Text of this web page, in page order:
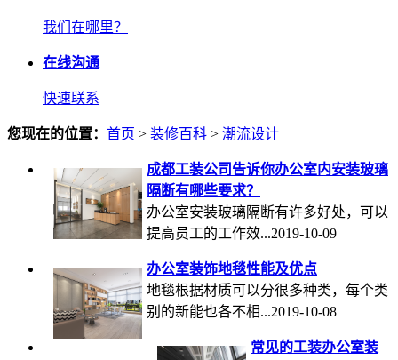
我们在哪里？
在线沟通
快速联系
您现在的位置： 首页 > 装修百科 > 潮流设计
成都工装公司告诉你办公室内安装玻璃
隔断有哪些要求？
办公室安装玻璃隔断有许多好处，可以
提高员工的工作效...2019-10-09
办公室装饰地毯性能及优点
地毯根据材质可以分很多种类，每个类
别的新能也各不相...2019-10-08
常见的工装办公室装